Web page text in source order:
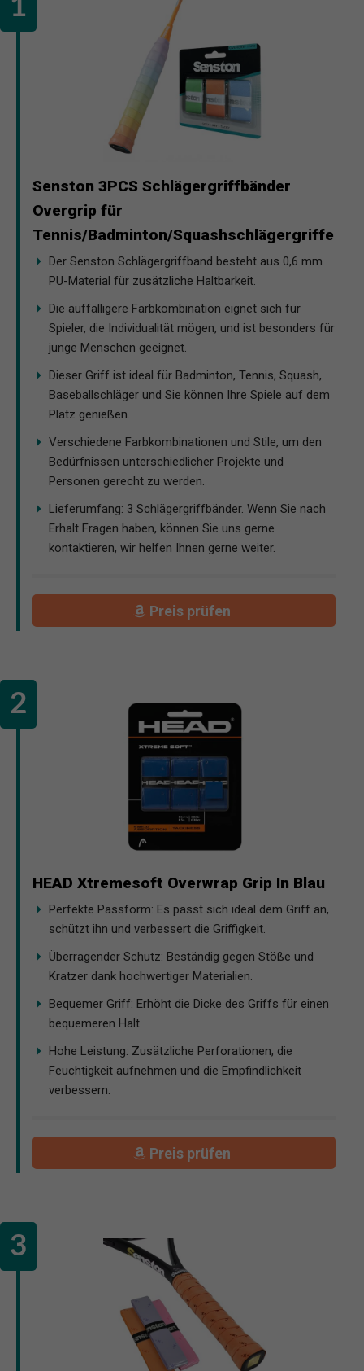
Senston 3PCS Schlägergriffbänder
Overgrip für
Tennis/Badminton/Squashschlägergriffe
Der Senston Schlägergriffband besteht aus 0,6 mm
PU-Material für zusätzliche Haltbarkeit.
Die auffälligere Farbkombination eignet sich für
Spieler, die Individualität mögen, und ist besonders für
junge Menschen geeignet.
Dieser Griff ist ideal für Badminton, Tennis, Squash,
Baseballschläger und Sie können Ihre Spiele auf dem
Platz genießen.
Verschiedene Farbkombinationen und Stile, um den
Bedürfnissen unterschiedlicher Projekte und
Personen gerecht zu werden.
Lieferumfang: 3 Schlägergriffbänder. Wenn Sie nach
Erhalt Fragen haben, können Sie uns gerne
kontaktieren, wir helfen Ihnen gerne weiter.
Preis prüfen
HEAD Xtremesoft Overwrap Grip In Blau
Perfekte Passform: Es passt sich ideal dem Griff an,
schützt ihn und verbessert die Griffigkeit.
Überragender Schutz: Beständig gegen Stöße und
Kratzer dank hochwertiger Materialien.
Bequemer Griff: Erhöht die Dicke des Griffs für einen
bequemeren Halt.
Hohe Leistung: Zusätzliche Perforationen, die
Feuchtigkeit aufnehmen und die Empfindlichkeit
verbessern.
Preis prüfen